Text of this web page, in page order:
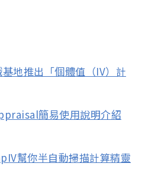
地推出「個體值（IV）計
簡易使用說明介紹
幫你半自動掃描計算精靈